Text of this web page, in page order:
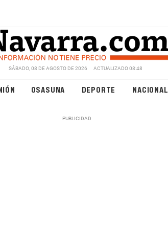
SÁBADO, 08 DE AGOSTO DE 2026 ACTUALIZADO 08:48
OSASUNA DEPORTE NACIONAL